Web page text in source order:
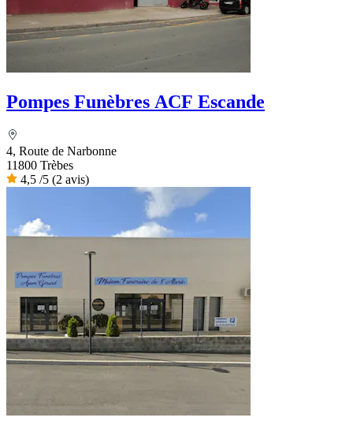
Pompes Funèbres ACF Escande
4, Route de Narbonne
11800 Trèbes
4,5 /5 (2 avis)